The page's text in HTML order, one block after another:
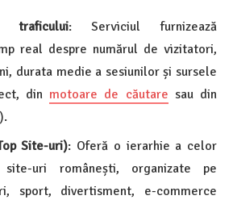
traficului: Serviciul furnizează
real despre numărul de vizitatori,
durata medie a sesiunilor și sursele
din motoare de căutare sau din
Site-uri): Oferă o ierarhie a celor
uri românești, organizate pe
sport, divertisment, e-commerce